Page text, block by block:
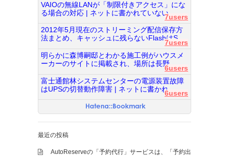
VAIOの無線LANが「制限付きアクセス」にな
る場合の対応 | ネットに書かれていない...
7users
2012年5月現在のストリーミング配信保存方
法まとめ、キャッシュに残らないFlashはS...
7users
明らかに森博嗣邸とわかる施工例がハウスメ
ーカーのサイトに掲載され、場所は長野...
6users
富士通館林システムセンターの電源装置故障
はUPSの切替動作障害 | ネットに書かれ...
6users
最近の投稿
AutoReserveの「予約代行」サービスは、「予約出